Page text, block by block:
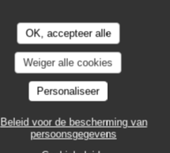
OK, accepteer alle
Weiger alle cookies
Personaliseer
Beleid voor de bescherming van
persoonsgegevens